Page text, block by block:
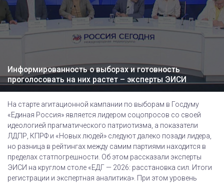
Информированность о выборах и готовность
проголосовать на них растет – эксперты ЭИСИ
На старте агитационной кампании по выборам в Госдуму
«Единая Россия» является лидером соцопросов со своей
идеологией прагматического патриотизма, а показатели
ЛДПР, КПРФ и «Новых людей» следуют далеко позади лидера,
но разница в рейтингах между самим партиями находится в
пределах статпогрешности. Об этом рассказали эксперты
ЭИСИ на круглом столе «ЕДГ — 2026: расстановка сил. Итоги
регистрации и экспертная аналитика». При этом уровень